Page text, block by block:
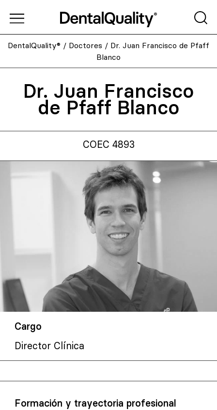
DentalQuality® / Doctores / Dr. Juan Francisco de Pfaff
Blanco
Dr. Juan Francisco
de Pfaff Blanco
COEC 4893
Cargo
Director Clínica
Formación y trayectoria profesional